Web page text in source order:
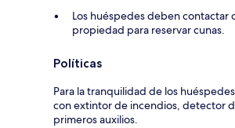
Los huéspedes deben contactar
propiedad para reservar cunas.
Políticas
Para la tranquilidad de los
con extintor de incendios, detector
primeros auxilios.